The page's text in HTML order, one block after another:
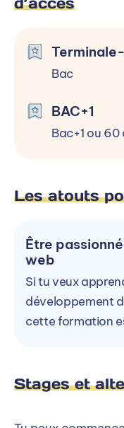
Bac
BAC+1
Bac+1 ou 60
Les atouts
Être
web
Si tu veux
développement
cette formation
Stages et